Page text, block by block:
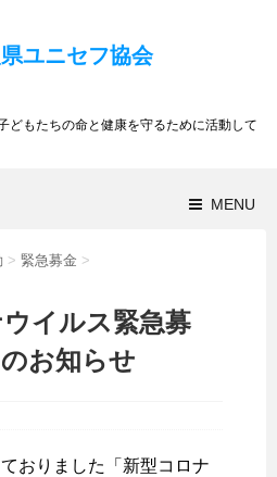
ユニセフ協会
どもたちの命と健康を守るために活動して
MENU
> 緊急募金 >
ウイルス緊急募
お知らせ
おりました「新型コロナ